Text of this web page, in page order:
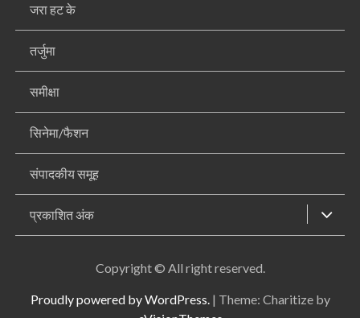
जरा हट के
तर्जुमा
समीक्षा
सिनेमा/फैशन
संपादकीय समूह
प्रकाशित अंक
Copyright © All right reserved.
Proudly powered by WordPress. | Theme: Charitize by